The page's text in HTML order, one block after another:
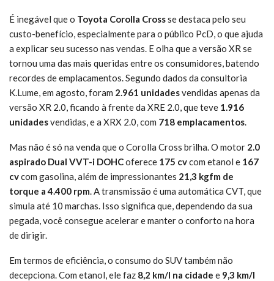
É inegável que o Toyota Corolla Crossse destaca pelo seu
custo-benefício, especialmente para o público PcD, o que ajuda
a explicar seu sucesso nas vendas. E olha que a versão XR se
tornou uma das mais queridas entre os consumidores, batendo
recordes de emplacamentos. Segundo dados da consultoria
K.Lume, em agosto, foram 2.961 unidadesvendidas apenas da
versão XR 2.0, ficando à frente da XRE 2.0, que teve 1.916
unidadesvendidas, e a XRX 2.0, com 718 emplacamentos.
Mas não é só na venda que o Corolla Cross brilha. O motor 2.0
aspirado Dual VVT-i DOHCoferece 175 cvcom etanol e 167
cvcom gasolina, além de impressionantes 21,3 kgfm de
torque a 4.400 rpm. A transmissão é uma automática CVT, que
simula até 10 marchas. Isso significa que, dependendo da sua
pegada, você consegue acelerar e manter o conforto na hora
de dirigir.
Em termos de eficiência, o consumo do SUV também não
decepciona. Com etanol, ele faz 8,2 km/l na cidade e 9,3 km/l